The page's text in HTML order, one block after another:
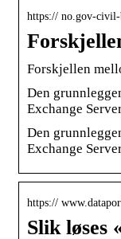
https:// no.gov-civil-
Forskjellen
Den
Exchange
Den
Exchange
https://
Slik løses